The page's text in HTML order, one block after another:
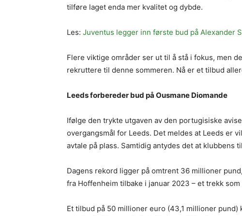
tilføre laget enda mer kvalitet og dybde.
Les: Juventus legger inn første bud på Alexander
Flere viktige områder ser ut til å stå i fokus, men
rekruttere til denne sommeren. Nå er et tilbud
Leeds forbereder bud på Ousmane Diomande
Ifølge den trykte utgaven av den portugisiske
overgangsmål for Leeds. Det meldes at Leeds er
avtale på plass. Samtidig antydes det at klubbens
Dagens rekord ligger på omtrent 36 millioner
fra Hoffenheim tilbake i januar 2023 – et trekk
Et tilbud på 50 millioner euro (43,1 millioner